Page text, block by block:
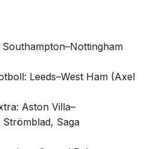
Leeds–West Ham (Axel
Aston Villa–
Saga